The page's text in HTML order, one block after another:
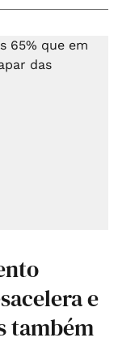
e
também